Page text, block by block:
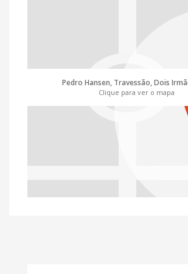
Pedro Hansen, Travessão, Dois
Clique para ver o mapa